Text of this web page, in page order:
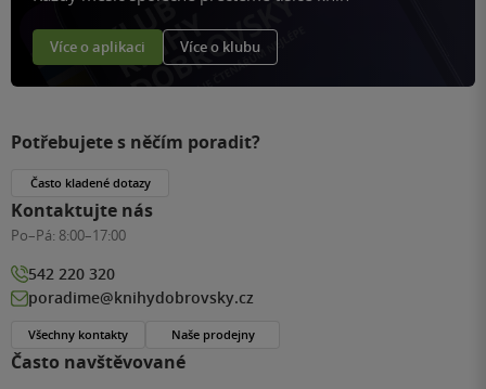
Více o aplikaci Více o klubu
Často navštěvované
Potřebujete s něčím poradit?
Často kladené dotazy
Kontaktujte nás
Po–Pá: 8:00–17:00
542 220 320
poradime@knihydobrovsky.cz
Všechny kontakty Naše prodejny